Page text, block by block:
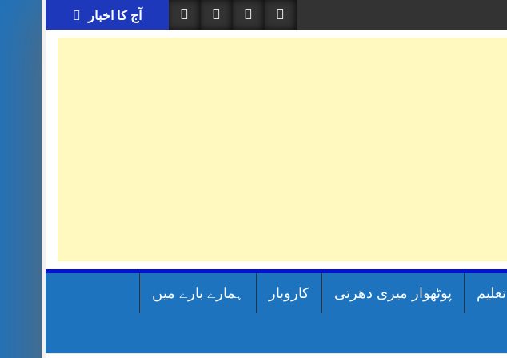
آج کا اخبار
تعلیم پوٹھوار میری دھرتی کاروبار ہمارے بارے میں